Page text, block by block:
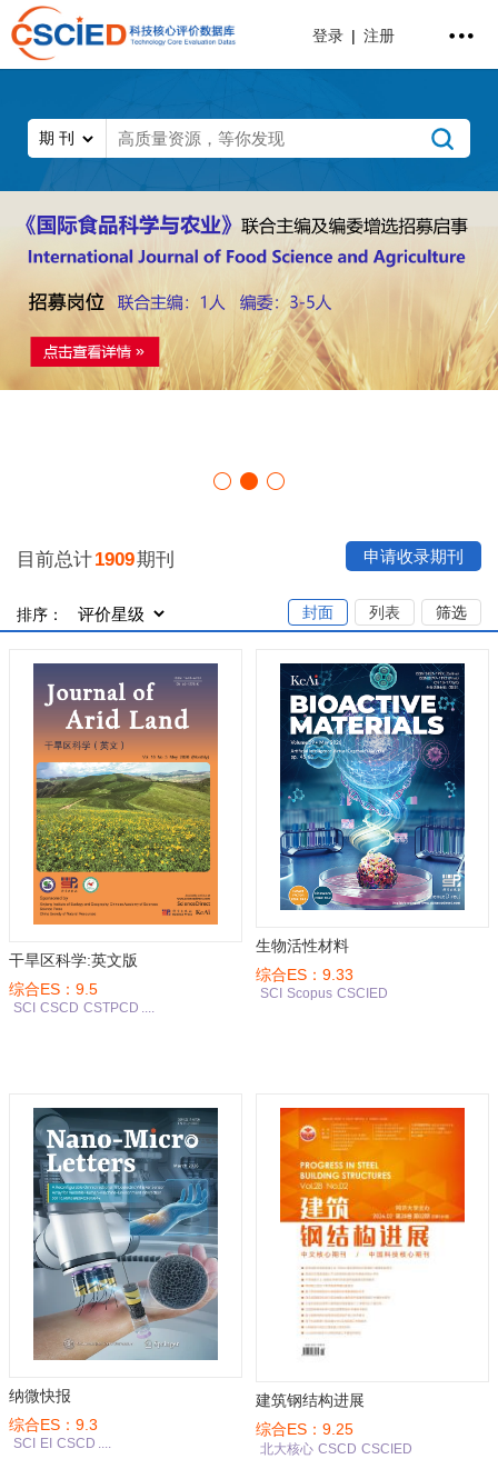
登录 | 注册
目前总计1909期刊 申请收录期刊
排序： 筛选
列表
封面
干旱区科学:英文版
综合ES：9.5
SCI CSCD CSTPCD ....
生物活性材料
综合ES：9.33
SCI Scopus CSCIED
纳微快报
综合ES：9.3
SCI EI CSCD ....
建筑钢结构进展
综合ES：9.25
北大核心 CSCD CSCIED